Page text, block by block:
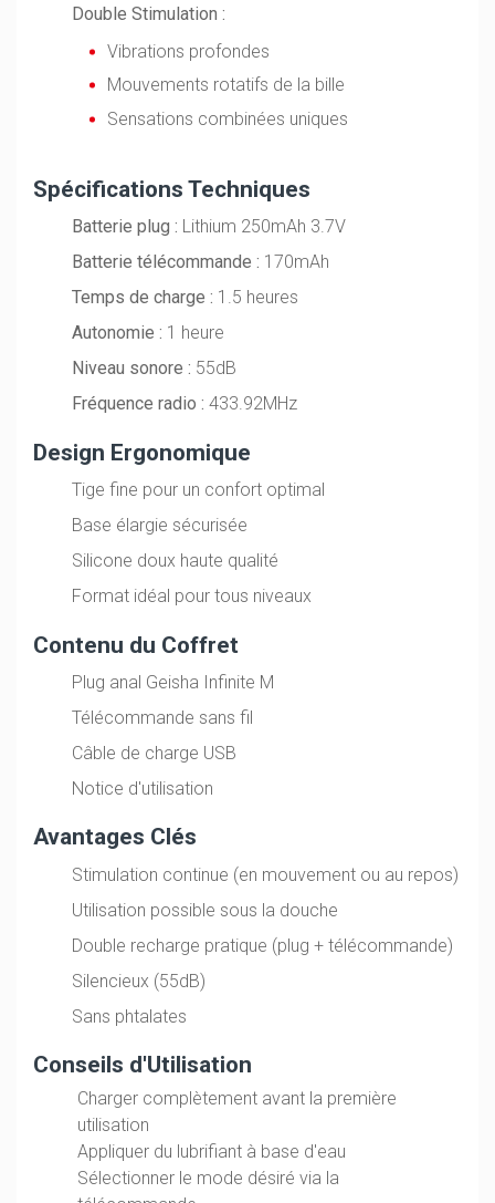
Double Stimulation :
Vibrations profondes
Mouvements rotatifs de la bille
Sensations combinées uniques
Spécifications Techniques
Batterie plug : Lithium 250mAh 3.7V
Batterie télécommande : 170mAh
Temps de charge : 1.5 heures
Autonomie : 1 heure
Niveau sonore : 55dB
Fréquence radio : 433.92MHz
Design Ergonomique
Tige fine pour un confort optimal
Base élargie sécurisée
Silicone doux haute qualité
Format idéal pour tous niveaux
Contenu du Coffret
Plug anal Geisha Infinite M
Télécommande sans fil
Câble de charge USB
Notice d'utilisation
Avantages Clés
Stimulation continue (en mouvement ou au repos)
Utilisation possible sous la douche
Double recharge pratique (plug + télécommande)
Silencieux (55dB)
Sans phtalates
Conseils d'Utilisation
Charger complètement avant la première
utilisation
Appliquer du lubrifiant à base d'eau
Sélectionner le mode désiré via la